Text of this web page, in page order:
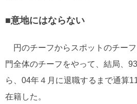
■意地にはならない
円のチーフからスポットのチー
門全体のチーフをやって、結局、
ら、04年４月に退職するまで通算
在籍した。